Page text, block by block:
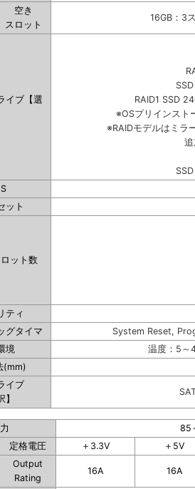
空き
スロット
16GB：3
イブ【選
RAID1 SSD
※OSプリインスト
※RAIDモデルはミラ
ット
ット数
ティ
グタイマ
System Reset,
境
温度：5～
(mm)
イブ
】
85
定格電圧 ＋3.3V
＋5V
Output
Rating
16A 16A